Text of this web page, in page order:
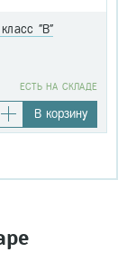
"В"
EСТЬ НА СКЛАДЕ
В корзину